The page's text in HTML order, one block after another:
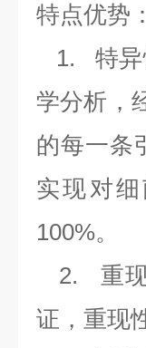
特点优势：
1. 特
学分析，
的每一条
实现对
100%。
2. 重
证，重现